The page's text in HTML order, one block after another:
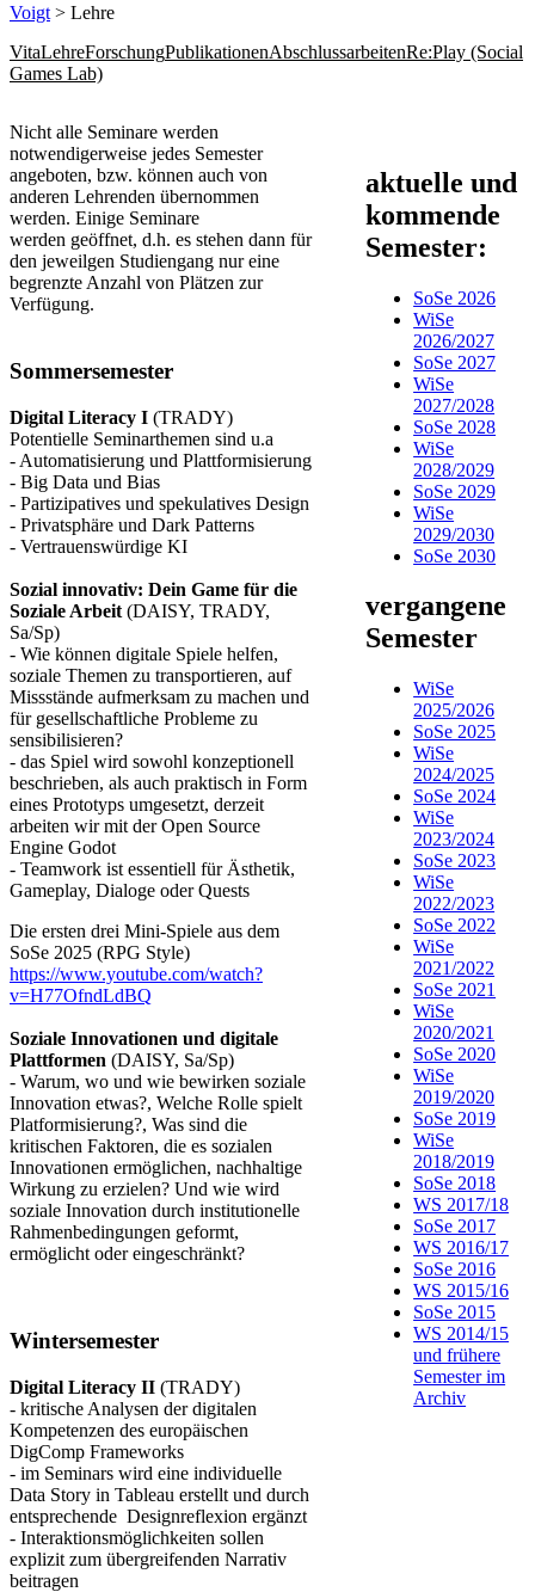
Voigt > Lehre
VitaLehreForschungPublikationenAbschlussarbeitenRe:Play (Social
Games Lab)
​​Nicht alle Seminare werden
notwendigerweise jedes Semester
angeboten, bzw. können auch von
anderen Lehrenden übernommen
werden. Einige Seminare
werden geöffnet, d.h. es stehen dann für
den jeweilgen Studiengang nur eine
begrenzte Anzahl von Plätzen zur
Verfügung. ​
Sommersemester
Digital Literacy I (TRADY)
Potentielle Seminarthemen sind u.a
- Automatisierung und Plattformisierung
- Big Data und Bias
- Partizipatives und spekulatives Design
- Privatsphäre und Dark Patterns
- Vertrauenswürdige KI
Sozial innovativ: Dein Game für die
Soziale Arbeit (DAISY, TRADY,
Sa/Sp)
- Wie können digitale Spiele helfen,
soziale Themen zu transportieren, auf
Missstände aufmerksam zu machen und
für gesellschaftliche Probleme zu
sensibilisieren?
- das Spiel wird sowohl konzeptionell
beschrieben, als auch praktisch in Form
eines Prototyps umgesetzt, derzeit
arbeiten wir mit der Open Source
Engine Godot
- Teamwork ist essentiell für Ästhetik,
Gameplay, Dialoge oder Quests
Die ersten drei Mini-Spiele aus dem
SoSe 2025 (RPG Style)
https://www.youtube.com/watch?
v=H77OfndLdBQ
Soziale Innovationen und digitale
Plattformen (DAISY, Sa/Sp)
- Warum, wo und wie bewirken soziale
Innovation etwas?, Welche Rolle spielt
Platformisierung?, Was sind die
kritischen Faktoren, die es sozialen
Innovationen ermöglichen, nachhaltige
Wirkung zu erzielen? Und wie wird
soziale Innovation durch institutionelle
Rahmenbedingungen geformt,
ermöglicht oder eingeschränkt?
Wintersemester
Digital Literacy II (TRADY)
- kritische Analysen der digitalen
Kompetenzen des europäischen
DigComp Frameworks
- im Seminars wird eine individuelle
Data Story in Tableau erstellt und durch
entsprechende Designreflexion ergänzt
- Interaktionsmöglichkeiten sollen
explizit zum übergreifenden Narrativ
beitragen
​​​​​​aktuelle und
kommende
Semester:
SoSe 2026
WiSe
2026/2027
SoSe 2027
WiSe
2027/2028
SoSe 2028
WiSe
2028/2029
SoSe 2029
WiSe
2029/2030
SoSe 2030
vergangene
Semester​​
WiSe
2025/2026
SoSe 2025
WiSe
2024/2025
SoSe 2024
WiSe
2023/2024
SoSe 2023
WiSe
2022/2023
SoSe 2022
WiSe
2021/2022
SoSe 2021
WiSe
2020/2021
SoSe 2020
WiSe
2019/2020
SoSe 2019
WiSe
2018/2019
SoSe 2018
WS 2017/18
SoSe 2017
WS 2016/17
SoSe 2016
WS 2015/16
SoSe 2015
WS 2014/15
und frühere
Semester im
Archiv